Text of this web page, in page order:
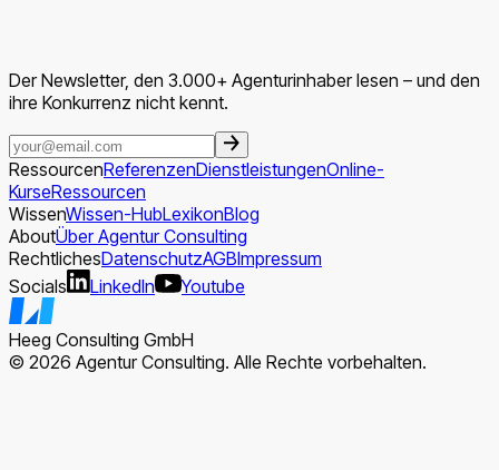
Der Newsletter, den 3.000+ Agenturinhaber lesen – und den
ihre Konkurrenz nicht kennt.
RessourcenReferenzenDienstleistungenOnline-
KurseRessourcen
WissenWissen-HubLexikonBlog
AboutÜber Agentur Consulting
RechtlichesDatenschutzAGBImpressum
Socials
LinkedIn Youtube
Heeg Consulting GmbH
© 2026 Agentur Consulting. Alle Rechte vorbehalten.